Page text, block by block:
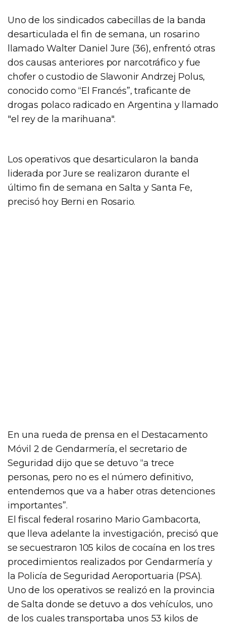
Uno de los sindicados cabecillas de la banda
desarticulada el fin de semana, un rosarino
llamado Walter Daniel Jure (36), enfrentó otras
dos causas anteriores por narcotráfico y fue
chofer o custodio de Slawonir Andrzej Polus,
conocido como “El Francés”, traficante de
drogas polaco radicado en Argentina y llamado
"el rey de la marihuana".
Los operativos que desarticularon la banda
liderada por Jure se realizaron durante el
último fin de semana en Salta y Santa Fe,
precisó hoy Berni en Rosario.
En una rueda de prensa en el Destacamento
Móvil 2 de Gendarmería, el secretario de
Seguridad dijo que se detuvo “a trece
personas, pero no es el número definitivo,
entendemos que va a haber otras detenciones
importantes”.
El fiscal federal rosarino Mario Gambacorta,
que lleva adelante la investigación, precisó que
se secuestraron 105 kilos de cocaína en los tres
procedimientos realizados por Gendarmería y
la Policía de Seguridad Aeroportuaria (PSA).
Uno de los operativos se realizó en la provincia
de Salta donde se detuvo a dos vehículos, uno
de los cuales transportaba unos 53 kilos de